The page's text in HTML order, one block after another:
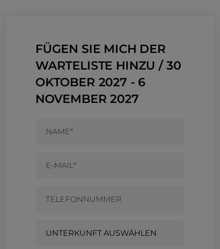
FÜGEN SIE MICH DER
WARTELISTE HINZU / 30
OKTOBER 2027 - 6
NOVEMBER 2027